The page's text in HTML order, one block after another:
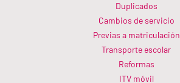
Duplicados
Cambios de servicio
Previas a matriculación
Transporte escolar
Reformas
ITV móvil